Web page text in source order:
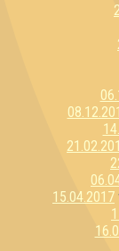
15.04.2017